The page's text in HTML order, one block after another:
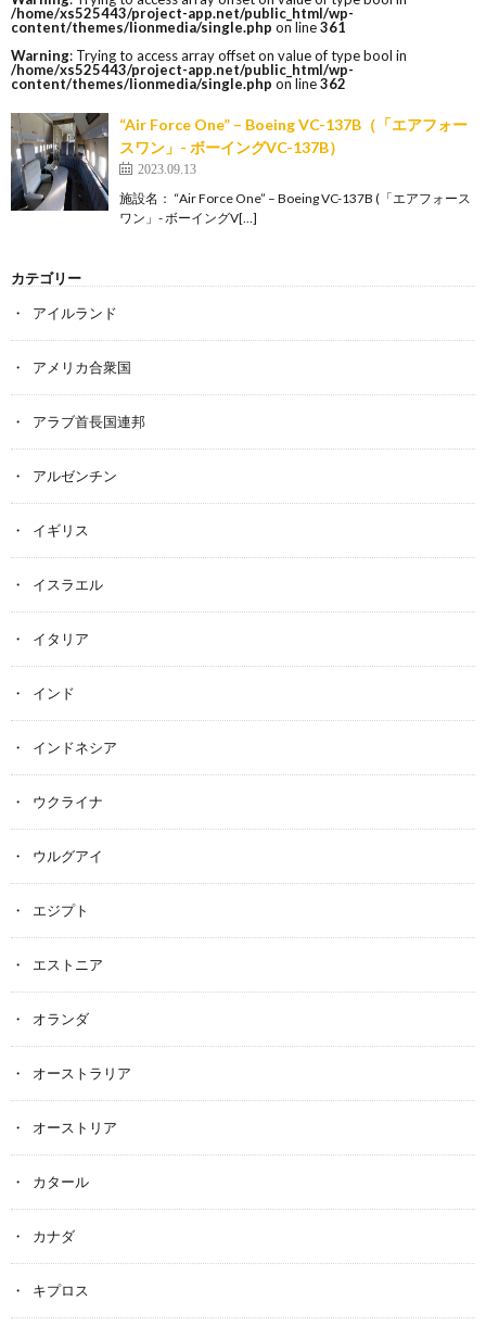
/home/xs525443/project-app.net/public_html/wp-
content/themes/lionmedia/single.php on line361
Warning: Trying to access array offset on value of type bool in
/home/xs525443/project-app.net/public_html/wp-
content/themes/lionmedia/single.php on line362
“Air Force One” – Boeing VC-137B（「エアフォー
スワン」- ボーイングVC-137B）
2023.09.13
施設名： “Air Force One” – Boeing VC-137B (「エアフォース
ワン」- ボーイングV[…]
カテゴリー
アイルランド
アメリカ合衆国
アラブ首長国連邦
アルゼンチン
イギリス
イスラエル
イタリア
インド
インドネシア
ウクライナ
ウルグアイ
エジプト
エストニア
オランダ
オーストラリア
オーストリア
カタール
カナダ
キプロス